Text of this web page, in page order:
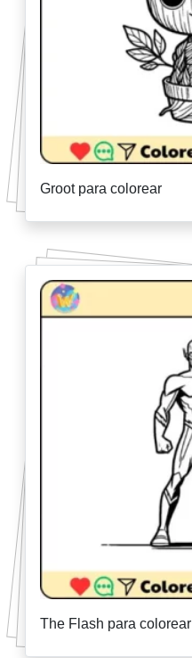
Groot para colorear
The Flash para colorear